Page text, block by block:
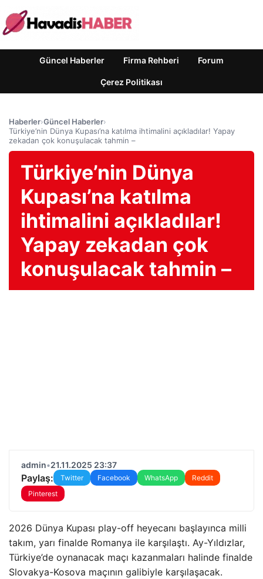
Güncel Haberler Firma Rehberi Forum
Çerez Politikası
Haberler›Güncel Haberler›
Türkiye’nin Dünya Kupası’na katılma ihtimalini açıkladılar! Yapay
zekadan çok konuşulacak tahmin –
Türkiye’nin Dünya
Kupası’na katılma
ihtimalini açıkladılar!
Yapay zekadan çok
konuşulacak tahmin –
admin•21.11.2025 23:37
Paylaş: Twitter Facebook WhatsApp
Reddit
Pinterest
2026 Dünya Kupası play-off heyecanı başlayınca milli
takım, yarı finalde Romanya ile karşılaştı. Ay-Yıldızlar,
Türkiye’de oynanacak maçı kazanmaları halinde finalde
Slovakya-Kosova maçının galibiyle karşılaşacak.